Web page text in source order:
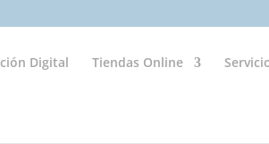
Digital Tiendas Online